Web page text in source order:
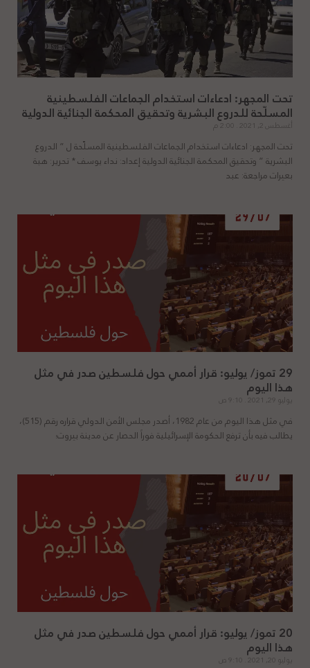
تحت المجهر: ادعاءات استخدام الجماعات الفلسطينية
المسلّحة للدروع البشرية وتحقيق المحكمة الجنائية الدولية
أغسطس 2, 2021
تحت المجهر: ادعاءات استخدام الجماعات الفلسطينية المسلّحة ل ” الدروع
البشرية ” وتحقيق المحكمة الجنائية الدولية إعداد: نداء يوسف * تحرير: هبة
بعيرات مراجعة: عبد
29 تموز/ يوليو: قرار أممي حول فلسطين صدر في مثل
هذا اليوم
يوليو 29, 2021
في مثل هذا اليوم من عام 1982، أصدر مجلس الأمن الدولي قراره رقم (515)،
يطالب فيه بأن ترفع الحكومة الإسرائيلية فوراً الحصار عن مدينة بيروت؛
20 تموز/ يوليو: قرار أممي حول فلسطين صدر في مثل
هذا اليوم
يوليو 20, 2021